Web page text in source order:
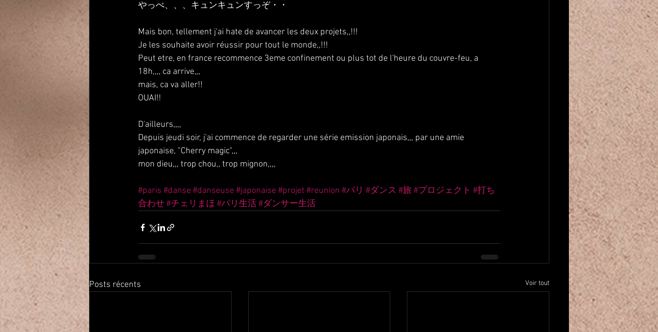
やっべ、、、キュンキュンすっぞ・・
Mais bon, tellement j'ai hate de avancer les deux projets,,!!!
Je les souhaite avoir réussir pour tout le monde,,!!!
Peut etre, en france recommence 3eme confinement ou plus tot de l'heure du couvre-feu, a
18h,,,, ca arrive,,,
mais, ca va aller!!
OUAI!!
D'ailleurs,,,,
Depuis jeudi soir, j'ai commence de regarder une série emission japonais,,, par une amie
japonaise, "Cherry magic",,,
mon dieu,,, trop chou,, trop mignon,,,,
#paris #danse #danseuse #japonaise #projet #reunion #パリ #ダンス #旅 #プロジェクト #打ち
合わせ#チェリまほ #パリ生活#ダンサー生活
Posts récents Voir tout